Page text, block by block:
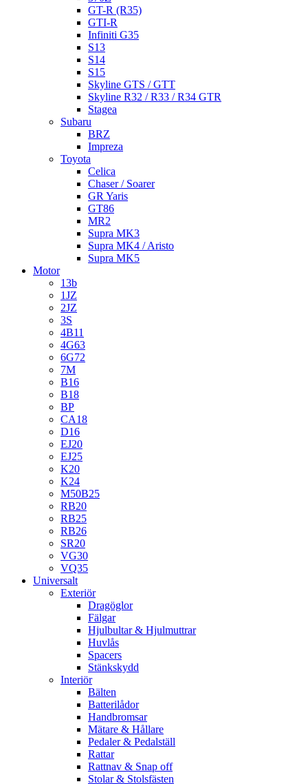
GT-R (R35)
GTI-R
Infiniti G35
S13
S14
S15
Skyline GTS / GTT
Skyline R32 / R33 / R34 GTR
Stagea
Subaru
BRZ
Impreza
Toyota
Celica
Chaser / Soarer
GR Yaris
GT86
MR2
Supra MK3
Supra MK4 / Aristo
Supra MK5
Motor
13b
1JZ
2JZ
3S
4B11
4G63
6G72
7M
B16
B18
BP
CA18
D16
EJ20
EJ25
K20
K24
M50B25
RB20
RB25
RB26
SR20
VG30
VQ35
Universalt
Exteriör
Dragöglor
Fälgar
Hjulbultar & Hjulmuttrar
Huvlås
Spacers
Stänkskydd
Interiör
Bälten
Batterilådor
Handbromsar
Mätare & Hållare
Pedaler & Pedalställ
Rattar
Rattnav & Snap off
Stolar & Stolsfästen